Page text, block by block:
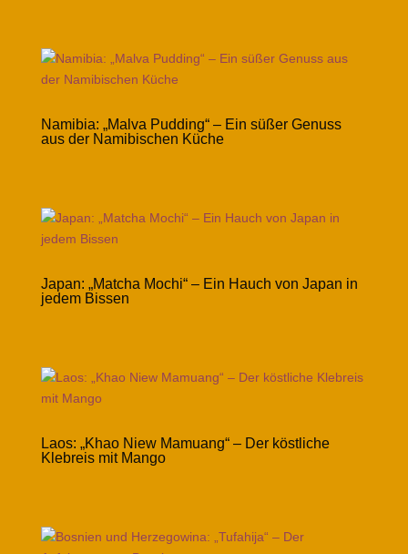
Namibia: „Malva Pudding“ – Ein süßer Genuss
aus der Namibischen Küche
Japan: „Matcha Mochi“ – Ein Hauch von Japan in
jedem Bissen
Laos: „Khao Niew Mamuang“ – Der köstliche
Klebreis mit Mango